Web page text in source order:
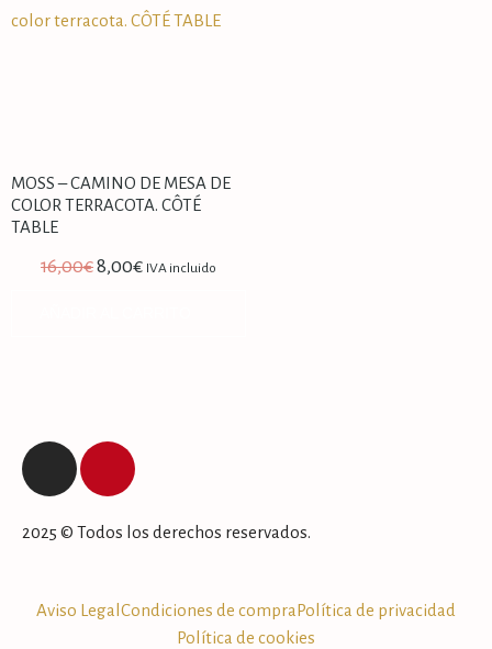
MOSS – CAMINO DE MESA DE
COLOR TERRACOTA. CÔTÉ
TABLE
16,00€8,00€ IVA incluido
2025 © Todos los derechos reservados.
Aviso Legal Condiciones de compraPolítica de privacidad
Política de cookies